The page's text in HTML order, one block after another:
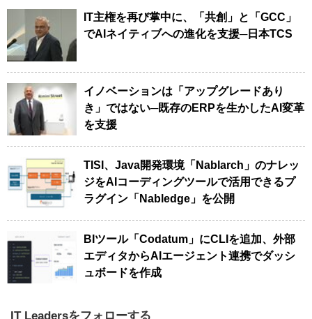
IT主権を再び掌中に、「共創」と「GCC」
でAIネイティブへの進化を支援─日本TCS
イノベーションは「アップグレードあり
き」ではない─既存のERPを生かしたAI変革
を支援
TISI、Java開発環境「Nablarch」のナレッ
ジをAIコーディングツールで活用できるプ
ラグイン「Nabledge」を公開
BIツール「Codatum」にCLIを追加、外部
エディタからAIエージェント連携でダッシ
ュボードを作成
IT Leadersをフォローする